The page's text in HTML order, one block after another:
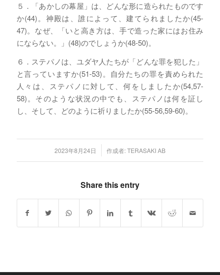
５．「あかしの幕屋」は、どんな形に造られたものです
か(44)。神殿は、誰によって、建てられましたか(45-
47)。なぜ、「いと高き方は、手で造った家にはお住み
にならない。」(48)のでしょうか(48-50)。
６．ステパノは、ユダヤ人たちが「どんな罪を犯した」
と言っていますか(51-53)。自分たちの罪を責められた
人々は、ステパノに対して、何をしましたか(54,57-
58)。そのような状況の中でも、ステパノは何を証し
し、そして、どのように祈りましたか(55-56,59-60)。
2023年8月24日
/ 作成者:TERASAKI AB
Share this entry